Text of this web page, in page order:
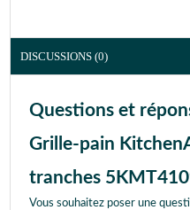
DISCUSSIONS (0)
Questions et
Grille-pain
tranches
Vous souhaitez poser une